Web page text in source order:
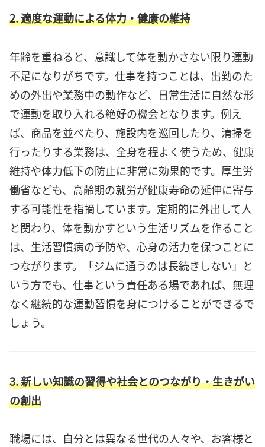
2. 適度な運動による体力・健康の維持
年齢を重ねると、意識して体を動かさない限り運動
不足になりがちです。仕事を持つことは、出勤のた
めの外出や業務中の動作など、日常生活に自然な形
で運動を取り入れる絶好の機会となります。例え
ば、商品を並べたり、施設内を巡回したり、清掃を
行ったりする業務は、全身を程よく使うため、健康
維持や体力低下の防止に非常に効果的です。厚生労
働省なども、高齢期の就労が健康寿命の延伸に寄与
する可能性を指摘しています。定期的に外出して人
と関わり、体を動かすという生活リズムを作ること
は、生活習慣病の予防や、心身の活力を保つことに
つながります。「ジムに通うのは長続きしない」と
いう方でも、仕事という責任ある場であれば、無理
なく継続的な運動習慣を身につけることができるで
しょう。
3. 新しい知識の習得や社会とのつながり・生きがい
の創出
職場には、自分とは異なる世代の人々や、お客様と